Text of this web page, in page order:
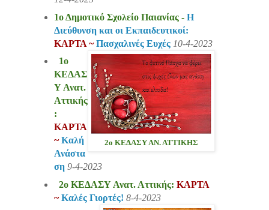
1ο Δημοτικό Σχολείο Παιανίας -Η
Διεύθυνση και οι Εκπαιδευτικοί:
ΚΑΡΤΑ ~Πασχαλινές Ευχές
2ο ΚΕΔΑΣΥ ΑΝ. ΑΤΤΙΚΗΣ
10-4-2023
1ο
ΚΕΔΑΣ
Υ Ανατ.
Αττικής
:
ΚΑΡΤΑ
~Καλή
Ανάστα
ση 9-4-2023
2ο ΚΕΔΑΣΥ Ανατ. Αττικής: ΚΑΡΤΑ
~Καλές Γιορτές! 8-4-2023